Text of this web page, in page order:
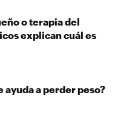
o terapia del
explican cuál es
ayuda a perder peso?